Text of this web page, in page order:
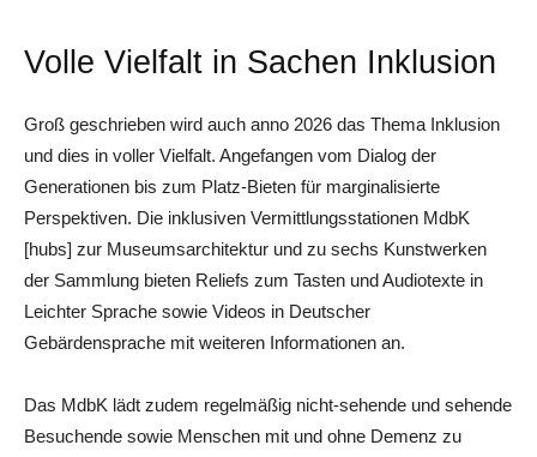
Volle Vielfalt in Sachen Inklusion
Groß geschrieben wird auch anno 2026 das Thema Inklusion
und dies in voller Vielfalt. Angefangen vom Dialog der
Generationen bis zum Platz-Bieten für marginalisierte
Perspektiven. Die inklusiven Vermittlungsstationen MdbK
[hubs] zur Museumsarchitektur und zu sechs Kunstwerken
der Sammlung bieten Reliefs zum Tasten und Audiotexte in
Leichter Sprache sowie Videos in Deutscher
Gebärdensprache mit weiteren Informationen an.
Das MdbK lädt zudem regelmäßig nicht-sehende und sehende
Besuchende sowie Menschen mit und ohne Demenz zu